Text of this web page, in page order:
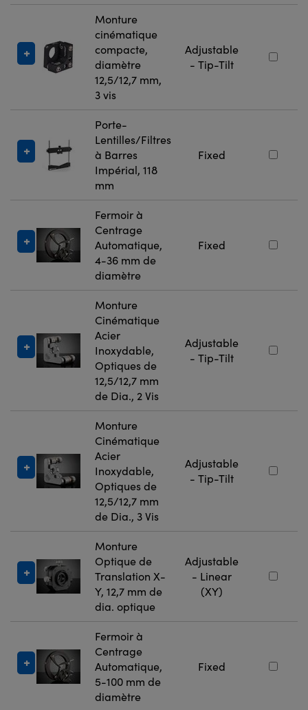
Monture
cinématique
compacte,
diamètre
12,5/12,7 mm,
3 vis
Adjustable
- Tip-Tilt
Porte-
Lentilles/Filtres
à Barres
Impérial, 118
mm
Fixed
Fermoir à
Centrage
Automatique,
4-36 mm de
diamètre
Fixed
Monture
Cinématique
Acier
Inoxydable,
Optiques de
12,5/12,7 mm
de Dia., 2 Vis
Adjustable
- Tip-Tilt
Monture
Cinématique
Acier
Inoxydable,
Optiques de
12,5/12,7 mm
de Dia., 3 Vis
Adjustable
- Tip-Tilt
Monture
Optique de
Translation X-
Y, 12,7 mm de
dia. optique
Adjustable
- Linear
(XY)
Fermoir à
Centrage
Automatique,
5-100 mm de
diamètre
Fixed